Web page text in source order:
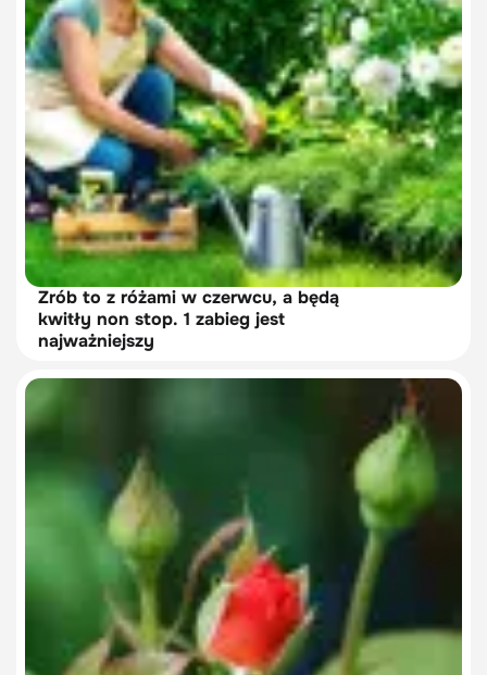
Zrób to z różami w czerwcu, a będą
kwitły non stop. 1 zabieg jest
najważniejszy